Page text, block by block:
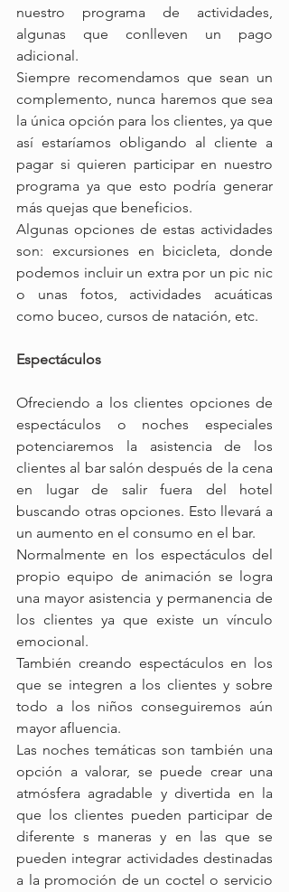
nuestro programa de actividades,
algunas que conlleven un pago
adicional.
Siempre recomendamos que sean un
complemento, nunca haremos que sea
la única opción para los clientes, ya que
así estaríamos obligando al cliente a
pagar si quieren participar en nuestro
programa ya que esto podría generar
más quejas que beneficios.
Algunas opciones de estas actividades
son: excursiones en bicicleta, donde
podemos incluir un extra por un pic nic
o unas fotos, actividades acuáticas
como buceo, cursos de natación, etc.
Espectáculos
Ofreciendo a los clientes opciones de
espectáculos o noches especiales
potenciaremos la asistencia de los
clientes al bar salón después de la cena
en lugar de salir fuera del hotel
buscando otras opciones. Esto llevará a
un aumento en el consumo en el bar.
Normalmente en los espectáculos del
propio equipo de animación se logra
una mayor asistencia y permanencia de
los clientes ya que existe un vínculo
emocional.
También creando espectáculos en los
que se integren a los clientes y sobre
todo a los niños conseguiremos aún
mayor afluencia.
Las noches temáticas son también una
opción a valorar, se puede crear una
atmósfera agradable y divertida en la
que los clientes pueden participar de
diferente s maneras y en las que se
pueden integrar actividades destinadas
a la promoción de un coctel o servicio